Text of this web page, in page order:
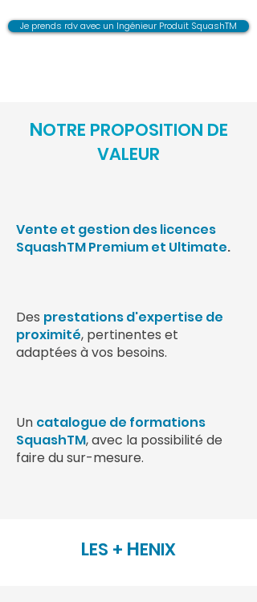
Je prends rdv avec un Ingénieur Produit SquashTM
NOTRE PROPOSITION DE
VALEUR
Vente et gestion des licences
SquashTM Premium et Ultimate.
Des prestations d'expertise de
proximité, pertinentes et
adaptées à vos besoins.
Un catalogue de formations
SquashTM, avec la possibilité de
faire du sur-mesure.
LES + HENIX